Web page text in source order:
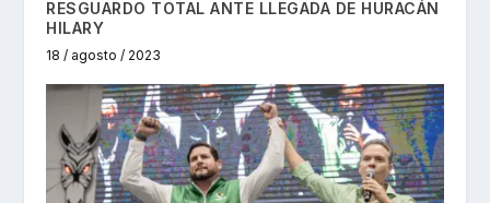
RESGUARDO TOTAL ANTE LLEGADA DE HURACÁN
HILARY
18 / agosto / 2023